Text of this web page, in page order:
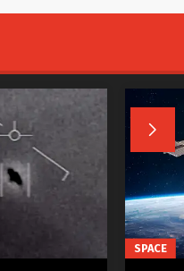

SPACE